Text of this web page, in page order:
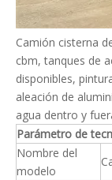
Camión cisterna
cbm, tanques de
disponibles,
aleación de
agua dentro y
Parámetro de
Nombre del
modelo